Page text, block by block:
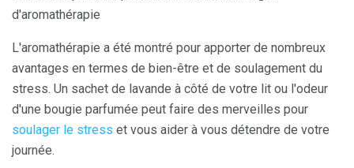
d'aromathérapie
L'aromathérapie a été montré pour apporter de nombreux
avantages en termes de bien-être et de soulagement du
stress. Un sachet de lavande à côté de votre lit ou l'odeur
d'une bougie parfumée peut faire des merveilles pour
soulager le stress et vous aider à vous détendre de votre
journée.